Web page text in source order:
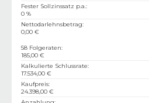
Fester Sollzinssatz p.a.:
0 %
Nettodarlehnsbetrag:
0,00 €
58 Folgeraten:
185,00 €
Kalkulierte Schlussrate:
17.534,00 €
Kaufpreis:
24.398,00 €